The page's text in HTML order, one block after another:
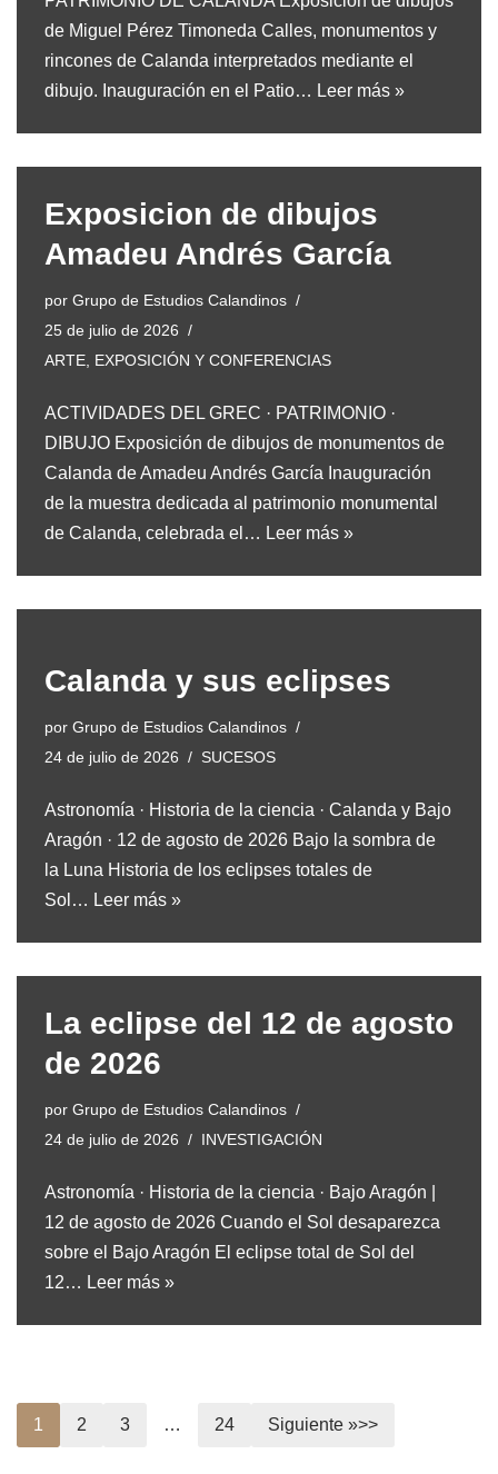
de Miguel Pérez Timoneda Calles, monumentos y
rincones de Calanda interpretados mediante el
dibujo. Inauguración en el Patio… Leer más »
Exposicion de dibujos
Amadeu Andrés García
por Grupo de Estudios Calandinos
25 de julio de 2026
ARTE, EXPOSICIÓN Y CONFERENCIAS
ACTIVIDADES DEL GREC · PATRIMONIO ·
DIBUJO Exposición de dibujos de monumentos de
Calanda de Amadeu Andrés García Inauguración
de la muestra dedicada al patrimonio monumental
de Calanda, celebrada el… Leer más »
Calanda y sus eclipses
por Grupo de Estudios Calandinos
24 de julio de 2026
SUCESOS
Astronomía · Historia de la ciencia · Calanda y Bajo
Aragón · 12 de agosto de 2026 Bajo la sombra de
la Luna Historia de los eclipses totales de
Sol… Leer más »
La eclipse del 12 de agosto
de 2026
por Grupo de Estudios Calandinos
24 de julio de 2026
INVESTIGACIÓN
Astronomía · Historia de la ciencia · Bajo Aragón |
12 de agosto de 2026 Cuando el Sol desaparezca
sobre el Bajo Aragón El eclipse total de Sol del
12… Leer más »
1 2 3 … 24 Siguiente »